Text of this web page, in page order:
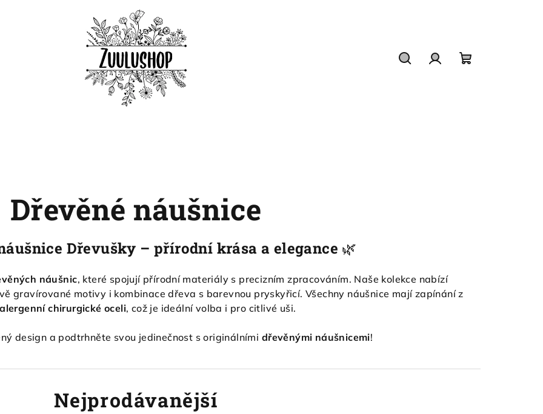
Dřevěné náušnice
Dřevušky – přírodní krása a elegance 🌿
náušnic, které spojují přírodní materiály s precizním zpracováním. Naše kolekce nabízí
gravírované motivy i kombinace dřeva s barevnou pryskyřicí. Všechny náušnice mají zapínání z
chirurgické oceli, což je ideální volba i pro citlivé uši.
design a podtrhněte svou jedinečnost s originálními dřevěnými náušnicemi!
Nejprodávanější